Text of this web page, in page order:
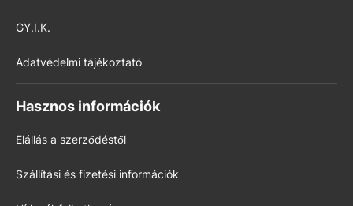
GY.I.K.
Adatvédelmi tájékoztató
Hasznos információk
Elállás a szerződéstől
Szállítási és fizetési információk